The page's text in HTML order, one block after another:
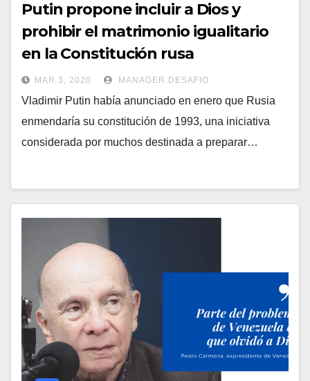
Putin propone incluir a Dios y
prohibir el matrimonio igualitario
en la Constitución rusa
MAR 3, 2020 MANAGER.DESAFIO
Vladimir Putin había anunciado en enero que Rusia
enmendaría su constitución de 1993, una iniciativa
considerada por muchos destinada a preparar…